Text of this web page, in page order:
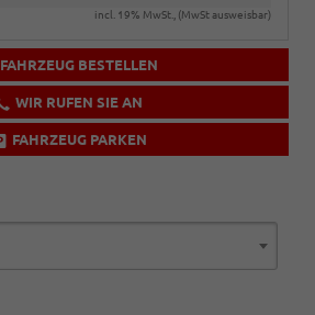
incl. 19% MwSt., (MwSt ausweisbar)
FAHRZEUG BESTELLEN
WIR RUFEN SIE AN
FAHRZEUG PARKEN